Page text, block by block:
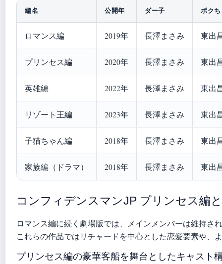
編名 公開年 ダー子 ボク
ロマンス編 2019年 長澤まさみ 東出
プリンセス編 2020年 長澤まさみ 東出
英雄編 2022年 長澤まさみ 東出
リゾート王編 2023年 長澤まさみ 東出
子猫ちゃん編 2018年 長澤まさみ 東出
家族編（ドラマ） 2018年 長澤まさみ 東出
コンフィデンスマンJP プリンセス編
ロマンス編に続く劇場版では、メインメンバーは維持
これらの作品ではリチャードを中心とした恋愛要素や、
プリンセス編の豪華客船を舞台としたキャスト